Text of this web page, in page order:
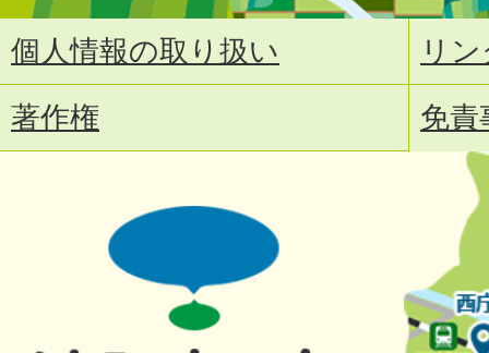
個人情報の取り扱い
リ
著作権
免責